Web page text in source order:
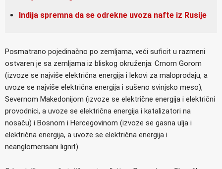
Indija spremna da se odrekne uvoza nafte iz Rusije
Posmatrano pojedinačno po zemljama, veći suficit u razmeni
ostvaren je sa zemljama iz bliskog okruženja: Crnom Gorom
(izvoze se najviše električna energija i lekovi za maloprodaju, a
uvoze se najviše električna energija i sušeno svinjsko meso),
Severnom Makedonijom (izvoze se električne energija i električni
provodnici, a uvoze se električna energija i katalizatori na
nosaču) i Bosnom i Hercegovinom (izvoze se gasna ulja i
električna energija, a uvoze se električna energija i
neanglomerisani lignit).